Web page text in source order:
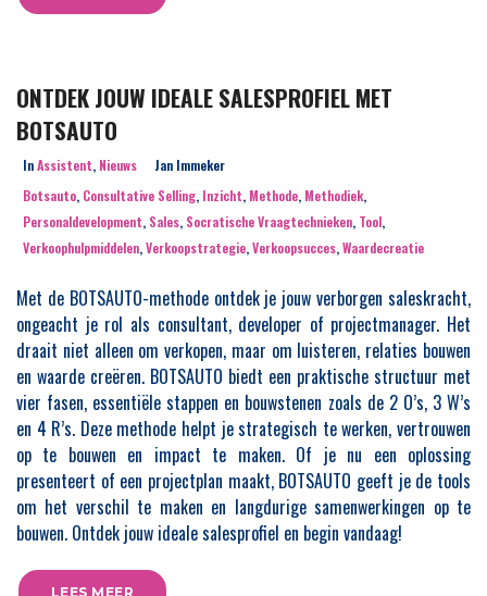
ONTDEK JOUW IDEALE SALESPROFIEL MET
BOTSAUTO
InAssistent, Nieuws
Jan Immeker
Botsauto, Consultative Selling, Inzicht, Methode, Methodiek,
Personaldevelopment, Sales, Socratische Vraagtechnieken, Tool,
Verkoophulpmiddelen,Verkoopstrategie,Verkoopsucces,Waardecreatie
Met de BOTSAUTO-methode ontdek je jouw verborgen saleskracht,
ongeacht je rol als consultant, developer of projectmanager. Het
draait niet alleen om verkopen, maar om luisteren, relaties bouwen
en waarde creëren. BOTSAUTO biedt een praktische structuur met
vier fasen, essentiële stappen en bouwstenen zoals de 2 O’s, 3 W’s
en 4 R’s. Deze methode helpt je strategisch te werken, vertrouwen
op te bouwen en impact te maken. Of je nu een oplossing
presenteert of een projectplan maakt, BOTSAUTO geeft je de tools
om het verschil te maken en langdurige samenwerkingen op te
bouwen. Ontdek jouw ideale salesprofiel en begin vandaag!
LEES MEER